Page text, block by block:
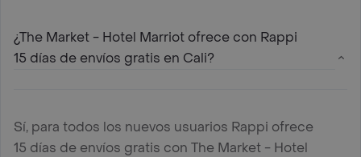
¿The Market - Hotel Marriot ofrece con Rappi
15 días de envíos gratis en Cali?
Sí, para todos los nuevos usuarios Rappi ofrece
15 días de envíos gratis con The Market - Hotel